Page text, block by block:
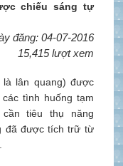
chiếu sáng tự
đăng: 04-07-2016
15,415 lượt xem
là lân quang) được
tình huống tạm
tiêu thụ năng
đã được tích trữ từ